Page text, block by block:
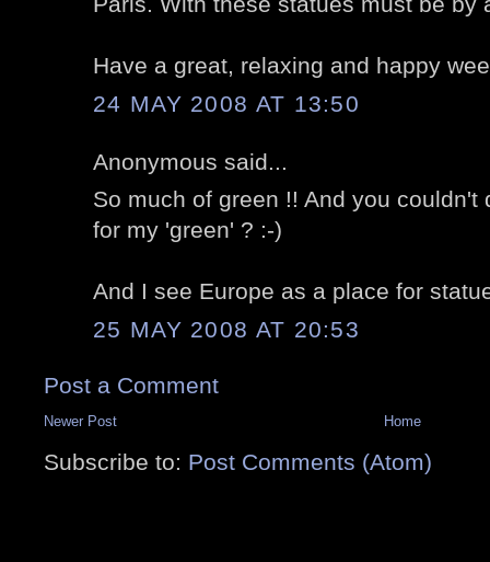
Have a great, relaxing and happy
24 MAY 2008 AT 13:50
Anonymous said...
So much of green !! And you couldn't
for my 'green' ? :-)
And I see Europe as a place for
25 MAY 2008 AT 20:53
Post a Comment
Newer Post Home
Subscribe to: Post Comments (Atom)